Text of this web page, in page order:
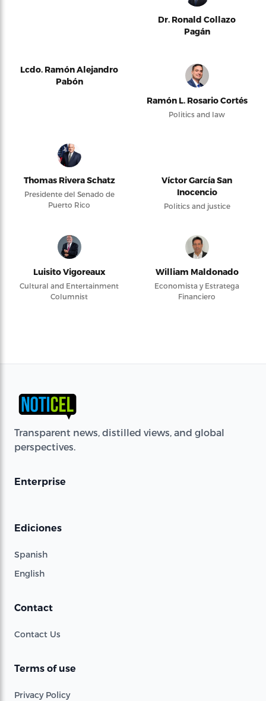
Dr. Ronald Collazo
Pagán
Lcdo. Ramón Alejandro
Pabón
Ramón L. Rosario Cortés
Politics and law
Thomas Rivera Schatz
Presidente del Senado de
Puerto Rico
Víctor García San
Inocencio
Politics and justice
Luisito Vigoreaux
Cultural and Entertainment
Columnist
William Maldonado
Economista y Estratega
Financiero
Transparent news, distilled views, and global
perspectives.
Enterprise
Ediciones
Spanish
English
Contact
Contact Us
Terms of use
Privacy Policy